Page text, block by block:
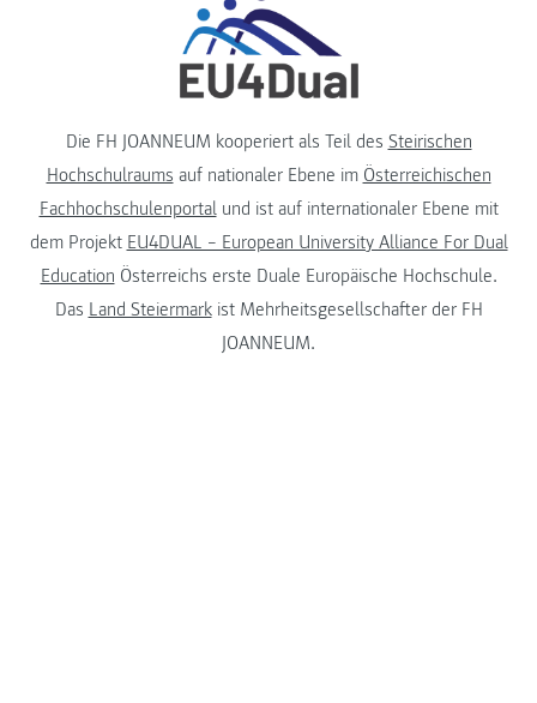
Die FH JOANNEUM kooperiert als Teil des Steirischen
Hochschulraums auf nationaler Ebene im Österreichischen
Fachhochschulenportalund ist auf internationaler Ebene mit
dem Projekt EU4DUAL – European University Alliance For Dual
Education Österreichs erste Duale Europäische Hochschule.
Das Land Steiermarkist Mehrheitsgesellschafter der FH
JOANNEUM.